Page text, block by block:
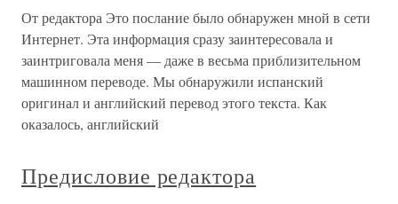
От редактора Это послание было обнаружен мной в сети
Интернет. Эта информация сразу заинтересовала и
заинтриговала меня — даже в весьма приблизительном
машинном переводе. Мы обнаружили испанский
оригинал и английский перевод этого текста. Как
оказалось, английский
Предисловие редактора